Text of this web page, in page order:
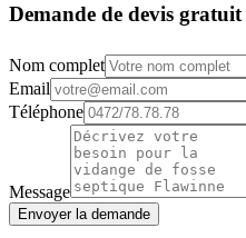
Demande de devis gratuit
Nom complet
Email
Téléphone
Message
Envoyer la demande